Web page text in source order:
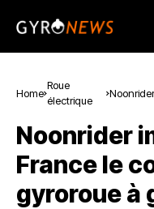
Home
Roue
électrique
Noonrider
France le
gyroroue à